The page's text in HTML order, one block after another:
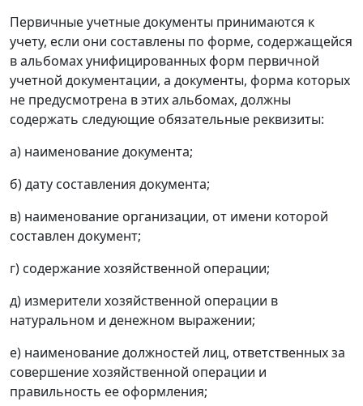
Первичные учетные документы принимаются к
учету, если они составлены по форме, содержащейся
в альбомах унифицированных форм первичной
учетной документации, а документы, форма которых
не предусмотрена в этих альбомах, должны
содержать следующие обязательные реквизиты:
а) наименование документа;
б) дату составления документа;
в) наименование организации, от имени которой
составлен документ;
г) содержание хозяйственной операции;
д) измерители хозяйственной операции в
натуральном и денежном выражении;
е) наименование должностей лиц, ответственных за
совершение хозяйственной операции и
правильность ее оформления;